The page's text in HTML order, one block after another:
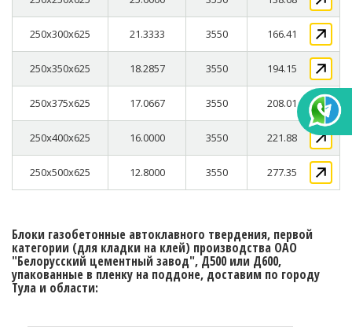
250x300x625 21.3333 3550 166.41
250x350x625 18.2857 3550 194.15
250x375x625 17.0667 3550 208.01
250x400x625 16.0000 3550 221.88
250x500x625 12.8000 3550 277.35
Блоки газобетонные автоклавного твердения, первой
категории (для кладки на клей) производства ОАО
"Белорусский цементный завод", Д500 или Д600,
упакованные в пленку на поддоне, доставим по городу
Тула и области: